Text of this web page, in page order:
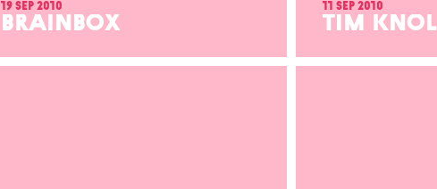
19 sep 2010
BRAINBOX
11 sep 2010
TIM KNOL